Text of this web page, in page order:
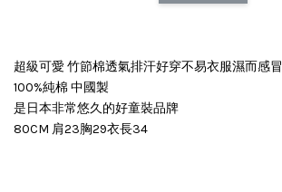
超級可愛 竹節棉透氣排汗好穿不易衣服濕而感冒
100%純棉 中國製
是日本非常悠久的好童裝品牌
80CM 肩23胸29衣長34